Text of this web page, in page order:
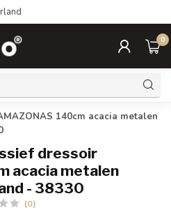
0
140cm acacia metalen
dressoir
acacia metalen
- 38330
(0)